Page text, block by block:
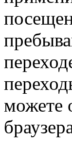
можете